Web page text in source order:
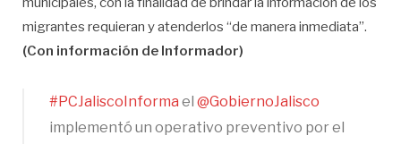
migrantes requieran y atenderlos “de manera inmediata”.
(Con información de Informador)
#PCJaliscoInforma el @GobiernoJalisco
implementó un operativo preventivo por el